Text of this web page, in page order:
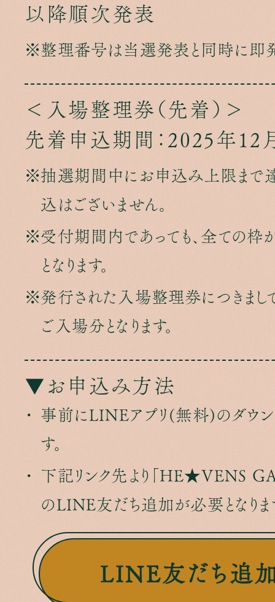
以降順次発表
整理番号は当選発表と同時に即発
＜入場整理券（先着）＞
先着申込期間：2025年12
抽選期間中にお申込み上限まで
込はございません。
受付期間内であっても、全ての枠
となります。
発行された入場整理券につきまし
ご入場分となります。
▼お申込み方法
事前にLINEアプリ(無料)のダウン
す。
下記リンク先より「HE★VENS
のLINE友だち追加が必要となりま
LINE友だち追加